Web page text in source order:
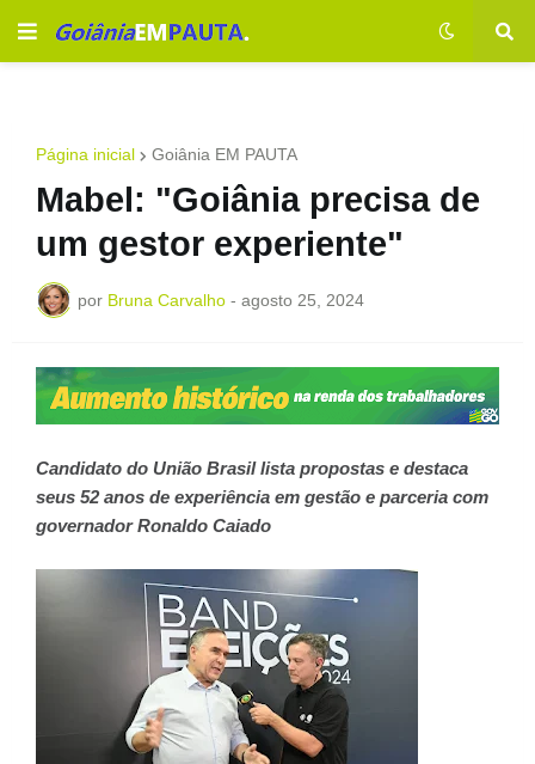
Página inicial Goiânia EM PAUTA
Mabel: "Goiânia precisa de
um gestor experiente"
por Bruna Carvalho - agosto 25, 2024
Candidato do União Brasil lista propostas e destaca
seus 52 anos de experiência em gestão e parceria com
governador Ronaldo Caiado